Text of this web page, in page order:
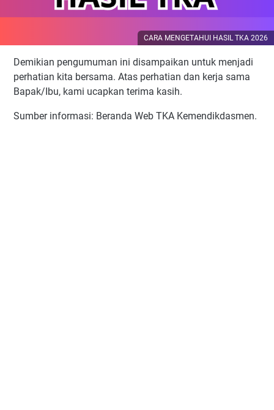
CARA MENGETAHUI HASIL TKA 2026
Demikian pengumuman ini disampaikan untuk menjadi
perhatian kita bersama. Atas perhatian dan kerja sama
Bapak/Ibu, kami ucapkan terima kasih.
Sumber informasi: Beranda Web TKA Kemendikdasmen.